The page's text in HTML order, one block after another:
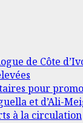
de Côte
pour
et d’Ali-
à la circulation